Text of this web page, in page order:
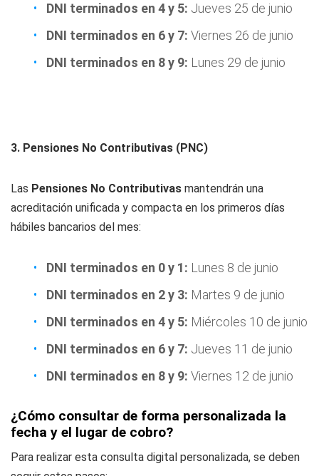
DNI terminados en 4 y 5: Jueves 25 de junio
DNI terminados en 6 y 7: Viernes 26 de junio
DNI terminados en 8 y 9: Lunes 29 de junio
3. Pensiones No Contributivas (PNC)
Las Pensiones No Contributivas mantendrán una
acreditación unificada y compacta en los primeros días
hábiles bancarios del mes:
DNI terminados en 0 y 1: Lunes 8 de junio
DNI terminados en 2 y 3: Martes 9 de junio
DNI terminados en 4 y 5: Miércoles 10 de junio
DNI terminados en 6 y 7: Jueves 11 de junio
DNI terminados en 8 y 9: Viernes 12 de junio
¿Cómo consultar de forma personalizada la
fecha y el lugar de cobro?
Para realizar esta consulta digital personalizada, se deben